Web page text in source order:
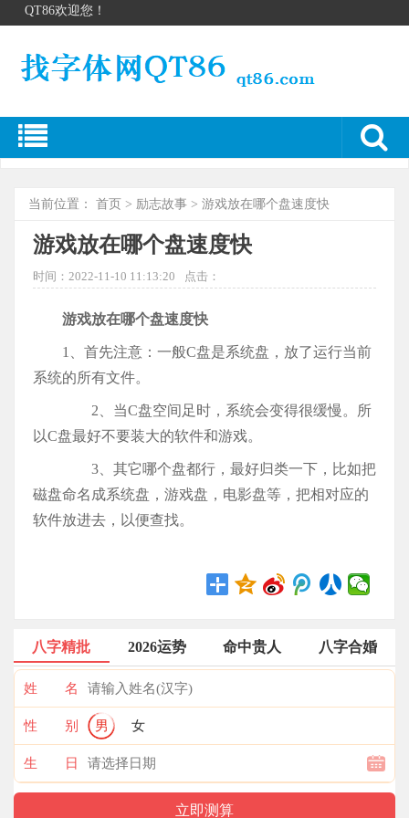
QT86欢迎您！
当前位置： 首页 > 励志故事 > 游戏放在哪个盘速度快
游戏放在哪个盘速度快
时间：2022-11-10 11:13:20 点击：
游戏放在哪个盘速度快
1、首先注意：一般C盘是系统盘，放了运行当前
系统的所有文件。
2、当C盘空间足时，系统会变得很缓慢。所
以C盘最好不要装大的软件和游戏。
3、其它哪个盘都行，最好归类一下，比如把
磁盘命名成系统盘，游戏盘，电影盘等，把相对应的
软件放进去，以便查找。
八字精批 2026运势 命中贵人 八字合婚
姓 名
性 别 男 女
生 日